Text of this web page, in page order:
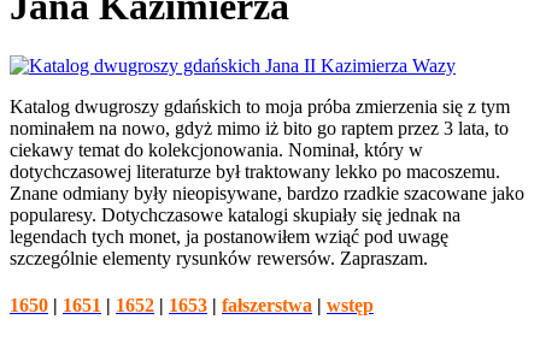
Katalog dwugroszy gdańskich to moja próba zmierzenia się z tym
nominałem na nowo, gdyż mimo iż bito go raptem przez 3 lata, to
ciekawy temat do kolekcjonowania. Nominał, który w
dotychczasowej literaturze był traktowany lekko po macoszemu.
Znane odmiany były nieopisywane, bardzo rzadkie szacowane jako
popularesy. Dotychczasowe katalogi skupiały się jednak na
legendach tych monet, ja postanowiłem wziąć pod uwagę
szczególnie elementy rysunków rewersów. Zapraszam.
1650 | 1651 | 1652 | 1653 | fałszerstwa | wstęp